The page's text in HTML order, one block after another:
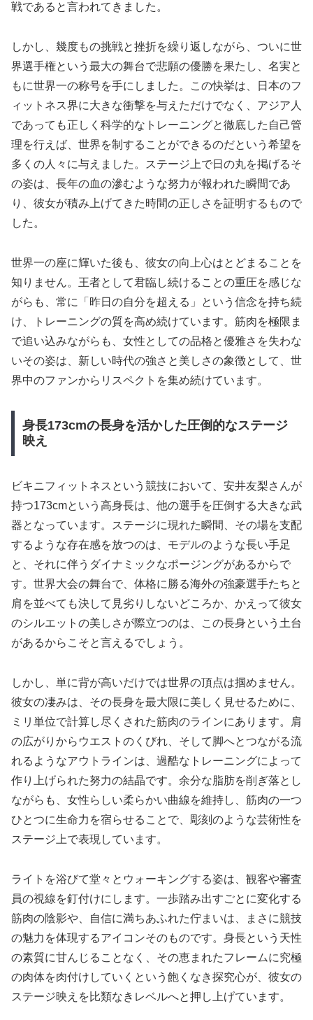
戦であると言われてきました。
しかし、幾度もの挑戦と挫折を繰り返しながら、ついに世
界選手権という最大の舞台で悲願の優勝を果たし、名実と
もに世界一の称号を手にしました。この快挙は、日本のフ
ィットネス界に大きな衝撃を与えただけでなく、アジア人
であっても正しく科学的なトレーニングと徹底した自己管
理を行えば、世界を制することができるのだという希望を
多くの人々に与えました。ステージ上で日の丸を掲げるそ
の姿は、長年の血の滲むような努力が報われた瞬間であ
り、彼女が積み上げてきた時間の正しさを証明するもので
した。
世界一の座に輝いた後も、彼女の向上心はとどまることを
知りません。王者として君臨し続けることの重圧を感じな
がらも、常に「昨日の自分を超える」という信念を持ち続
け、トレーニングの質を高め続けています。筋肉を極限ま
で追い込みながらも、女性としての品格と優雅さを失わな
いその姿は、新しい時代の強さと美しさの象徴として、世
界中のファンからリスペクトを集め続けています。
身長173cmの長身を活かした圧倒的なステージ
映え
ビキニフィットネスという競技において、安井友梨さんが
持つ173cmという高身長は、他の選手を圧倒する大きな武
器となっています。ステージに現れた瞬間、その場を支配
するような存在感を放つのは、モデルのような長い手足
と、それに伴うダイナミックなポージングがあるからで
す。世界大会の舞台で、体格に勝る海外の強豪選手たちと
肩を並べても決して見劣りしないどころか、かえって彼女
のシルエットの美しさが際立つのは、この長身という土台
があるからこそと言えるでしょう。
しかし、単に背が高いだけでは世界の頂点は掴めません。
彼女の凄みは、その長身を最大限に美しく見せるために、
ミリ単位で計算し尽くされた筋肉のラインにあります。肩
の広がりからウエストのくびれ、そして脚へとつながる流
れるようなアウトラインは、過酷なトレーニングによって
作り上げられた努力の結晶です。余分な脂肪を削ぎ落とし
ながらも、女性らしい柔らかい曲線を維持し、筋肉の一つ
ひとつに生命力を宿らせることで、彫刻のような芸術性を
ステージ上で表現しています。
ライトを浴びて堂々とウォーキングする姿は、観客や審査
員の視線を釘付けにします。一歩踏み出すごとに変化する
筋肉の陰影や、自信に満ちあふれた佇まいは、まさに競技
の魅力を体現するアイコンそのものです。身長という天性
の素質に甘んじることなく、その恵まれたフレームに究極
の肉体を肉付けしていくという飽くなき探究心が、彼女の
ステージ映えを比類なきレベルへと押し上げています。